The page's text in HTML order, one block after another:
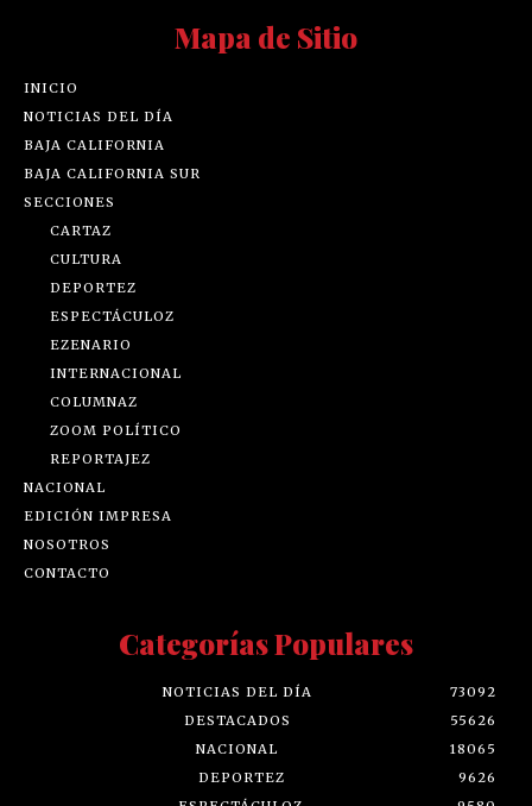
Mapa de Sitio
INICIO
NOTICIAS DEL DÍA
BAJA CALIFORNIA
BAJA CALIFORNIA SUR
SECCIONES
CARTAZ
CULTURA
DEPORTEZ
ESPECTÁCULOZ
EZENARIO
INTERNACIONAL
COLUMNAZ
ZOOM POLÍTICO
REPORTAJEZ
NACIONAL
EDICIÓN IMPRESA
NOSOTROS
CONTACTO
Categorías Populares
NOTICIAS DEL DÍA
73092
DESTACADOS
55626
NACIONAL
18065
DEPORTEZ
9626